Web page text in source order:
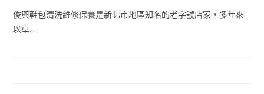
俊興鞋包清洗維修保養是新北市地區知名的老字號店家，多年來
以卓...